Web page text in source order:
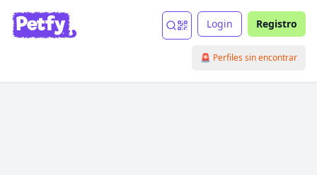
Login Registro
🚨 Perfiles sin encontrar